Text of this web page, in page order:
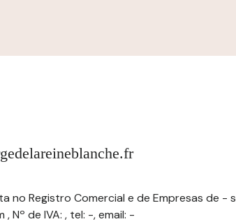
no Registro Comercial e de Empresas de -
Nº de IVA: , tel: -, email: -